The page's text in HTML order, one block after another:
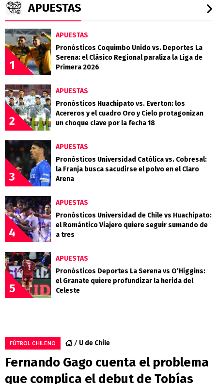
APUESTAS
1
APUESTAS
Pronósticos Coquimbo Unido vs. Deportes La
Serena: el Clásico Regional paraliza la Liga de
Primera 2026
2
APUESTAS
Pronósticos Huachipato vs. Everton: los
Acereros y el cuadro Oro y Cielo protagonizan
un choque clave por la fecha 18
3
APUESTAS
Pronósticos Universidad Católica vs. Cobresal:
la Franja busca sacudirse el polvo en el Claro
Arena
4
APUESTAS
Pronósticos Universidad de Chile vs Huachipato:
el Romántico Viajero quiere seguir sumando de
a tres
5
APUESTAS
Pronósticos Deportes La Serena vs O’Higgins:
el Granate quiere profundizar la herida del
Celeste
FÚTBOL CHILENO U de Chile
Fernando Gago cuenta el problema
que complica el debut de Tobías